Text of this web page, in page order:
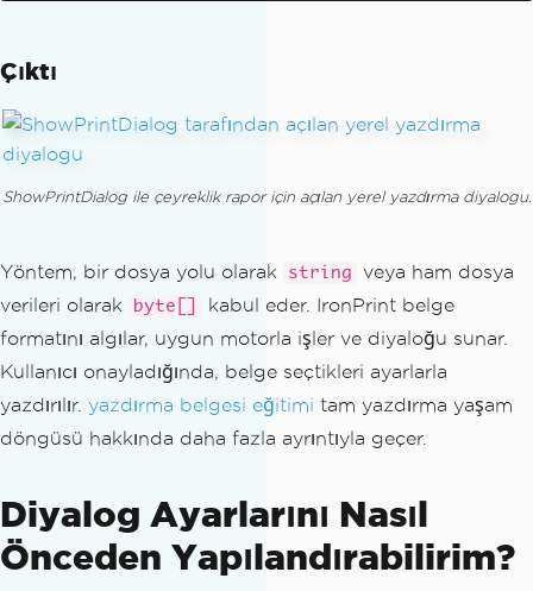
Çıktı
ShowPrintDialog ile çeyreklik rapor için açılan yerel yazdırma diyalogu.
Yöntem, bir dosya yolu olarak string
veya ham dosya
verileri olarak
byte[]
kabul eder. IronPrint belge
formatını algılar, uygun motorla işler ve diyaloğu sunar.
Kullanıcı onayladığında, belge seçtikleri ayarlarla
yazdırılır. yazdırma belgesi eğitimi tam yazdırma yaşam
döngüsü hakkında daha fazla ayrıntıyla geçer.
Diyalog Ayarlarını Nasıl
Önceden Yapılandırabilirim?